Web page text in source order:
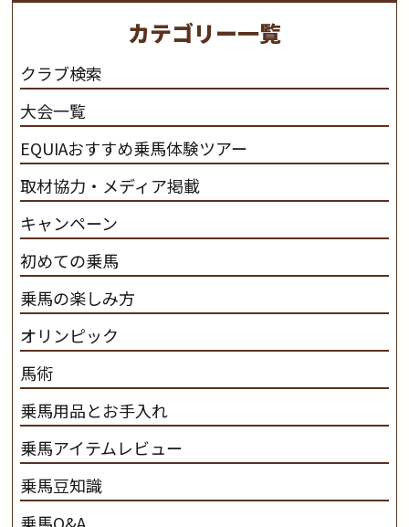
さと魅力を追求します。 私たちは、馬の品種と血統にこ
だわります。 私たちは、乗用馬の質の向上を目指し、生
産･育成･調教を一貫して行います。カナディアンキャ
ンプ乗馬クラブ九州のツアー情報はこちら
カテゴリー一覧
クラブ検索
大会一覧
EQUIAおすすめ乗馬体験ツアー
取材協力・メディア掲載
キャンペーン
初めての乗馬
乗馬の楽しみ方
オリンピック
馬術
乗馬用品とお手入れ
乗馬アイテムレビュー
乗馬豆知識